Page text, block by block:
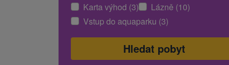
Karta výhod (3)
Lázně (10)
Vstup do aquaparku (3)